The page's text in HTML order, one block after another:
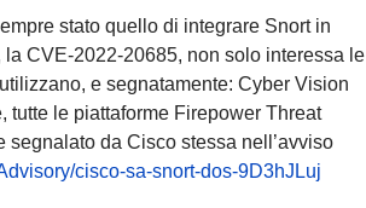
stato quello di integrare Snort in
CVE-2022-20685, non solo interessa le
e segnatamente: Cyber Vision
tutte le piattaforme Firepower Threat
da Cisco stessa nell’avviso
cisco-sa-snort-dos-9D3hJLuj